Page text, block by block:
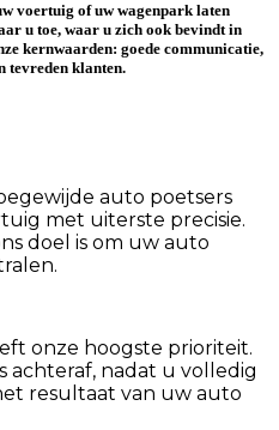
voertuig of uw wagenpark laten
u toe, waar u zich ook bevindt in
kernwaarden: goede communicatie,
tevreden klanten.
auto poetsers
met uiterste precisie.
doel is om uw auto
onze hoogste prioriteit.
achteraf, nadat u volledig
resultaat van uw auto